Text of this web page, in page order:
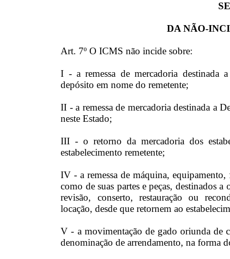
DA NÃO-
Art. 7º O ICMS não incide sobre:
I - a remessa de mercadoria destinada
depósito em nome do remetente;
II - a remessa de mercadoria destinada a
neste Estado;
III - o retorno da mercadoria dos
estabelecimento remetente;
IV - a remessa de máquina,
como de suas partes e peças, destinados
revisão, conserto, restauração ou
locação, desde que retornem ao
V - a movimentação de gado oriunda de
denominação de arrendamento, na forma